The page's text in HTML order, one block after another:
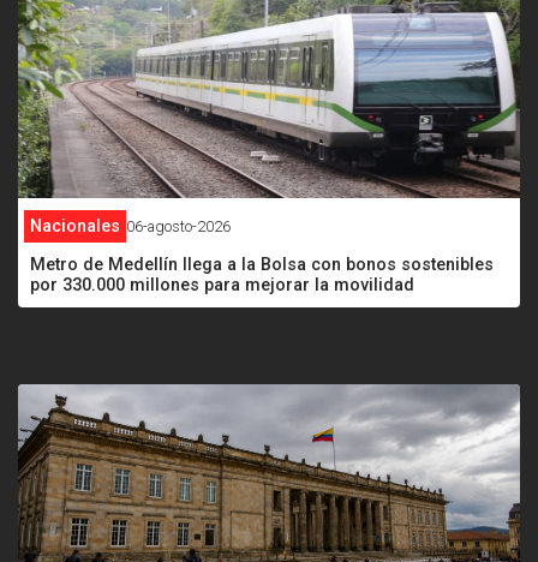
Nacionales 06-agosto-2026
Metro de Medellín llega a la Bolsa con bonos sostenibles
por 330.000 millones para mejorar la movilidad